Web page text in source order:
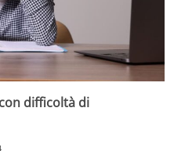
difficoltà di